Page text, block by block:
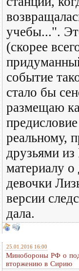
учебы...".
(скорее
событие
стало бы
размещаю
реальному,
друзьями
материалу о
девочки
версии
дала.
25.01.2016 16:00
Минобороны РФ о
вторжению в Сирию